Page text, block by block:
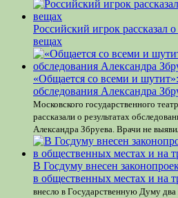
Российский игрок
вещах
«Общается со всеми и
обследования Александра
Московского государственного
рассказали о результатах
Александра Збруева. Врачи не
В Госдуму внесен
в общественных местах и на
внесло в Государственную Думу два